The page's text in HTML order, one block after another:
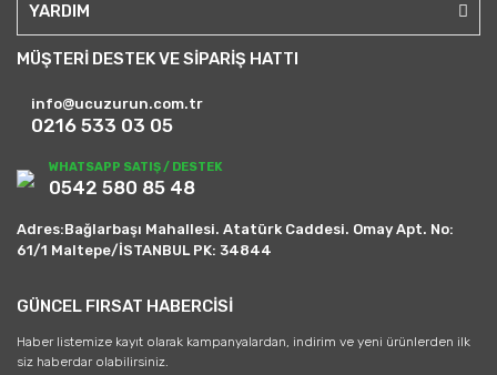
YARDIM
MÜŞTERİ DESTEK VE SİPARİŞ HATTI
info@ucuzurun.com.tr
0216 533 03 05
WHATSAPP SATIŞ / DESTEK
0542 580 85 48
Adres:Bağlarbaşı Mahallesi. Atatürk Caddesi. Omay Apt. No:
61/1 Maltepe/İSTANBUL PK: 34844
GÜNCEL FIRSAT HABERCİSİ
Haber listemize kayıt olarak kampanyalardan, indirim ve yeni ürünlerden ilk
siz haberdar olabilirsiniz.